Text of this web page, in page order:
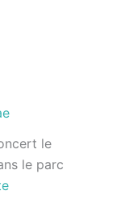
le
le parc
: